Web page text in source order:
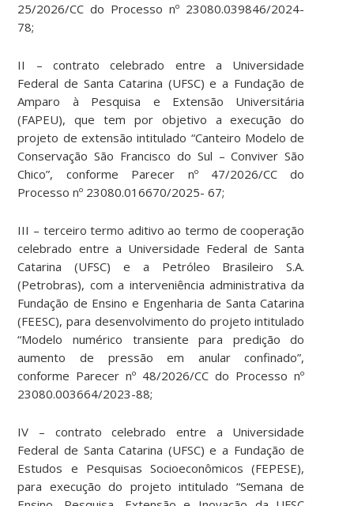
25/2026/CC do Processo nº 23080.039846/2024-
78;
II – contrato celebrado entre a Universidade
Federal de Santa Catarina (UFSC) e a Fundação de
Amparo à Pesquisa e Extensão Universitária
(FAPEU), que tem por objetivo a execução do
projeto de extensão intitulado “Canteiro Modelo de
Conservação São Francisco do Sul – Conviver São
Chico”, conforme Parecer nº 47/2026/CC do
Processo nº 23080.016670/2025- 67;
III – terceiro termo aditivo ao termo de cooperação
celebrado entre a Universidade Federal de Santa
Catarina (UFSC) e a Petróleo Brasileiro S.A.
(Petrobras), com a interveniência administrativa da
Fundação de Ensino e Engenharia de Santa Catarina
(FEESC), para desenvolvimento do projeto intitulado
“Modelo numérico transiente para predição do
aumento de pressão em anular confinado”,
conforme Parecer nº 48/2026/CC do Processo nº
23080.003664/2023-88;
IV – contrato celebrado entre a Universidade
Federal de Santa Catarina (UFSC) e a Fundação de
Estudos e Pesquisas Socioeconômicos (FEPESE),
para execução do projeto intitulado “Semana de